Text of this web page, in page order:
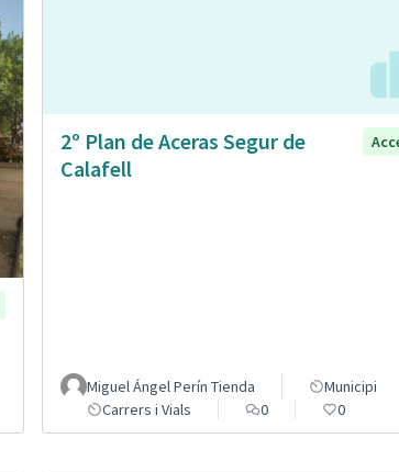
2º Plan de Aceras Segur de
Calafell
Miguel Ángel Perín Tienda
Municipi
Carrers i Vials
0 0